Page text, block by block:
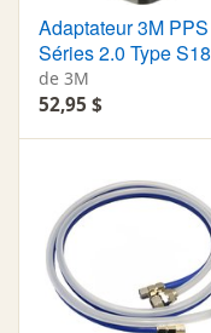
Adaptateur 3M PPS
Séries 2.0 Type S18
de 3M
52,95 $